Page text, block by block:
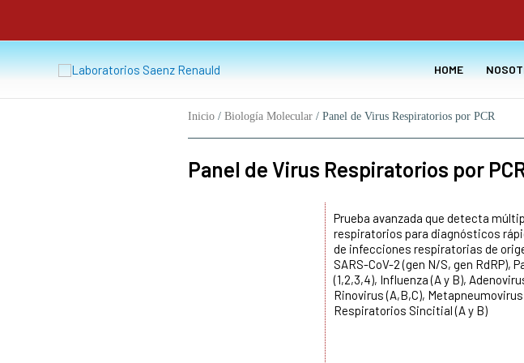
contenido
HOME
Inicio / Biología Molecular / Panel de Virus Respiratorios por PCR
Panel de Virus Respiratorios por
Prueba avanzada que detecta
respiratorios para diagnósticos
de infecciones respiratorias de
SARS-CoV-2 (gen N/S, gen RdRP),
(1,2,3,4), Influenza (A y B),
Rinovirus (A,B,C),
Respiratorios Sincitial (A y B)